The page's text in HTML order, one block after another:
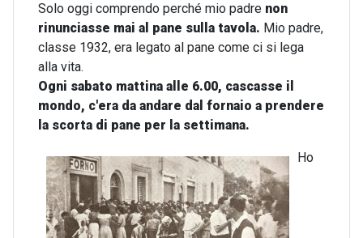
Solo oggi comprendo perché mio padre non
rinunciasse mai al pane sulla tavola. Mio padre,
classe 1932, era legato al pane come ci si lega
alla vita.
Ogni sabato mattina alle 6.00, cascasse il
mondo, c'era da andare dal fornaio a prendere
la scorta di pane per la settimana.
Ho